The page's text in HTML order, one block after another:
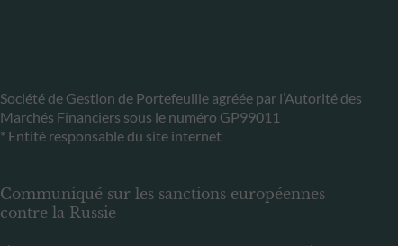
Société de Gestion de Portefeuille agréée par l’Autorité des
Marchés Financiers sous le numéro GP99011
* Entité responsable du site internet
Communiqué sur les sanctions européennes
contre la Russie